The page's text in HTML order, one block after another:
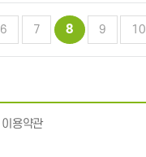
6 7 8 9 10
이용약관